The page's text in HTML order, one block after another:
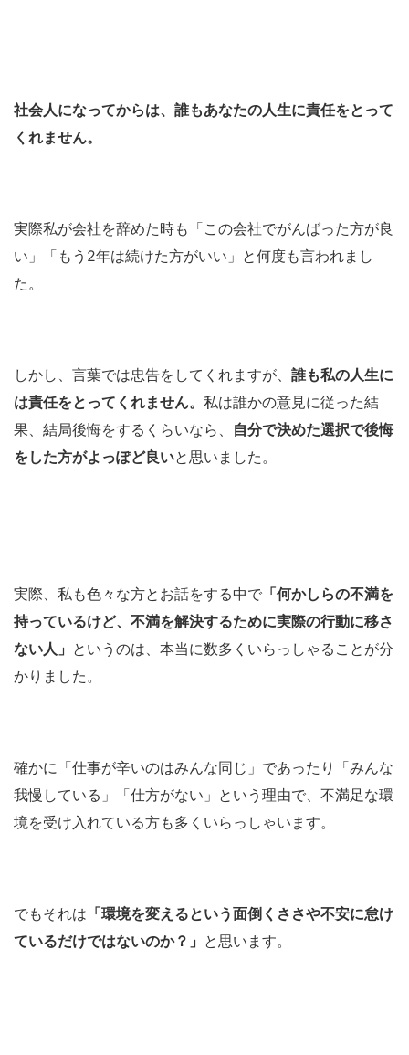
社会人になってからは、誰もあなたの人生に責任をとって
くれません。
実際私が会社を辞めた時も「この会社でがんばった方が良
い」「もう2年は続けた方がいい」と何度も言われまし
た。
しかし、言葉では忠告をしてくれますが、 誰も私の人生に
は責任をとってくれません。 私は誰かの意見に従った結
果、結局後悔をするくらいなら、 自分で決めた選択で後悔
をした方がよっぽど良いと思いました。
実際、私も色々な方とお話をする中で 「何かしらの不満を
持っているけど、不満を解決するために実際の行動に移さ
ない人」 というのは、本当に数多くいらっしゃることが分
かりました。
確かに「仕事が辛いのはみんな同じ」であったり「みんな
我慢している」「仕方がない」という理由で、不満足な環
境を受け入れている方も多くいらっしゃいます。
でもそれは 「環境を変えるという面倒くささや不安に怠け
ているだけではないのか？」 と思います。